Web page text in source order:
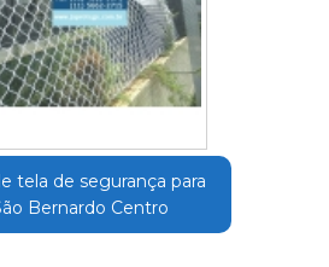
tela de segurança para
Bernardo Centro